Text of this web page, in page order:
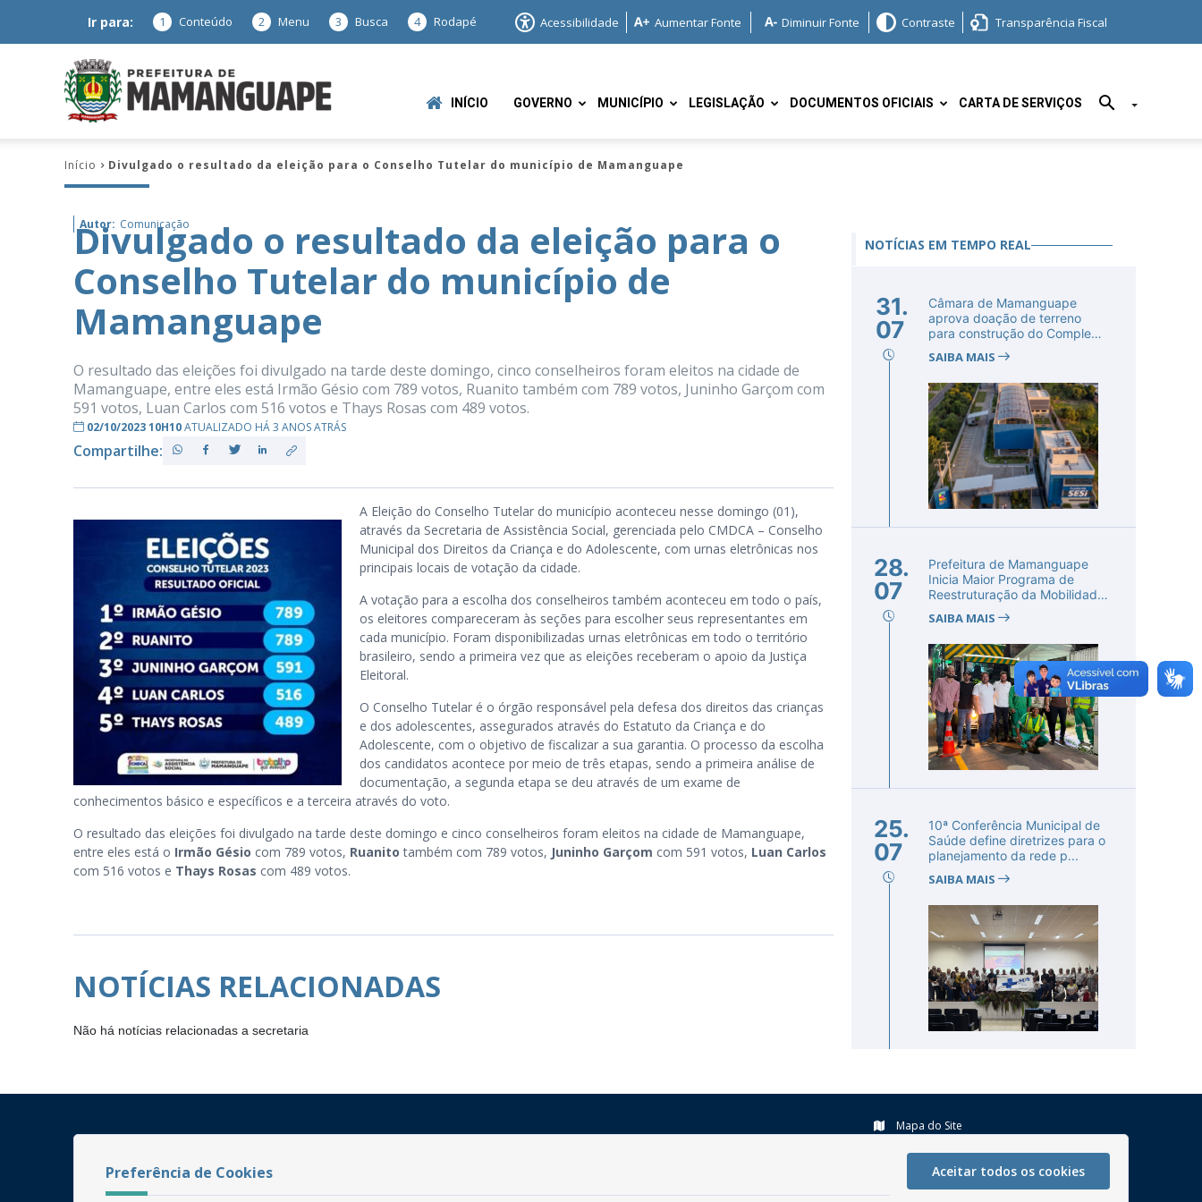
Ir para: 1 Conteúdo 2 Menu 3 Busca 4 Rodapé Acessibilidade Aumentar Fonte Diminuir Fonte Contraste Transparência Fiscal
Mamanguape
–
INÍCIO GOVERNO MUNICÍPIO LEGISLAÇÃO DOCUMENTOS OFICIAIS CARTA DE SERVIÇOS
Início Divulgado o resultado da eleição para o Conselho Tutelar do município de Mamanguape
Autor: Comunicação
Divulgado o resultado da eleição para o
Conselho Tutelar do município de
Mamanguape
O resultado das eleições foi divulgado na tarde deste domingo, cinco conselheiros foram eleitos na cidade de
Mamanguape, entre eles está Irmão Gésio com 789 votos, Ruanito também com 789 votos, Juninho Garçom com
591 votos, Luan Carlos com 516 votos e Thays Rosas com 489 votos.
02/10/2023 10H10ATUALIZADO HÁ 3 ANOS ATRÁS
Compartilhe:
A Eleição do Conselho Tutelar do município aconteceu nesse domingo (01),
através da Secretaria de Assistência Social, gerenciada pelo CMDCA – Conselho
Municipal dos Direitos da Criança e do Adolescente, com urnas eletrônicas nos
principais locais de votação da cidade.
A votação para a escolha dos conselheiros também aconteceu em todo o país,
os eleitores compareceram às seções para escolher seus representantes em
cada município. Foram disponibilizadas urnas eletrônicas em todo o território
brasileiro, sendo a primeira vez que as eleições receberam o apoio da Justiça
Eleitoral.
O Conselho Tutelar é o órgão responsável pela defesa dos direitos das crianças
e dos adolescentes, assegurados através do Estatuto da Criança e do
Adolescente, com o objetivo de fiscalizar a sua garantia. O processo da escolha
dos candidatos acontece por meio de três etapas, sendo a primeira análise de
documentação, a segunda etapa se deu através de um exame de
conhecimentos básico e específicos e a terceira através do voto.
O resultado das eleições foi divulgado na tarde deste domingo e cinco conselheiros foram eleitos na cidade de Mamanguape,
entre eles está o Irmão Gésio com 789 votos, Ruanito também com 789 votos, Juninho Garçom com 591 votos, Luan Carlos
com 516 votos e Thays Rosas com 489 votos.
NOTÍCIAS RELACIONADAS
Não há notícias relacionadas a secretaria
NOTÍCIAS EM TEMPO REAL
31.
07
Câmara de Mamanguape
aprova doação de terreno
para construção do Complexo
SAIBA MAIS
28.
07
Prefeitura de Mamanguape
Inicia Maior Programa de
Reestruturação da Mobilidade
SAIBA MAIS
25.
07
10ª Conferência Municipal de
Saúde define diretrizes para o
planejamento da rede p...
SAIBA MAIS
Mapa do Site
Perguntas frequentes
Manual de Navegação
Preferência de Cookies Aceitar todos os cookies